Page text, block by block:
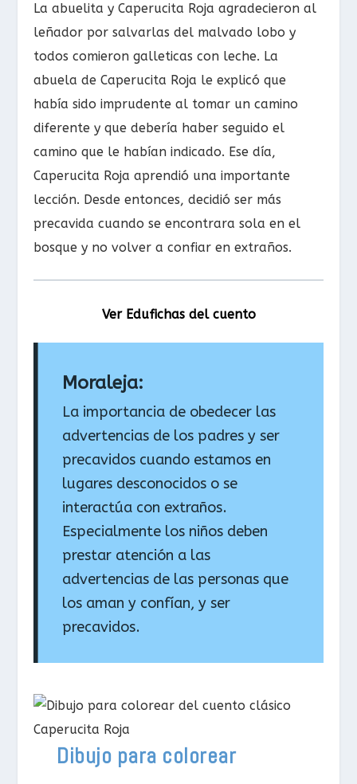
La abuelita y Caperucita Roja agradecieron al
leñador por salvarlas del malvado lobo y
todos comieron galleticas con leche. La
abuela de Caperucita Roja le explicó que
había sido imprudente al tomar un camino
diferente y que debería haber seguido el
camino que le habían indicado. Ese día,
Caperucita Roja aprendió una importante
lección. Desde entonces, decidió ser más
precavida cuando se encontrara sola en el
bosque y no volver a confiar en extraños.
Ver Edufichas del cuento
Moraleja:
La importancia de obedecer las
advertencias de los padres y ser
precavidos cuando estamos en
lugares desconocidos o se
interactúa con extraños.
Especialmente los niños deben
prestar atención a las
advertencias de las personas que
los aman y confían, y ser
precavidos.
Dibujo para colorear